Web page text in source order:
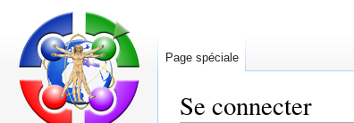
Se connecter
Page spéciale